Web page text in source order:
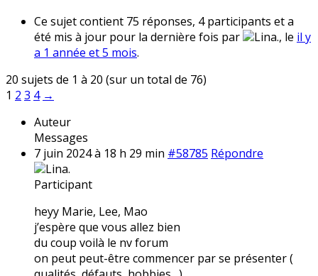
Ce sujet contient 75 réponses, 4 participants et a
été mis à jour pour la dernière fois par
Lina., le il y
a 1 année et 5 mois.
20 sujets de 1 à 20 (sur un total de 76)
1 2 3 4 →
Auteur
Messages
7 juin 2024 à 18 h 29 min #58785 Répondre
Lina.
Participant
heyy Marie, Lee, Mao
j’espère que vous allez bien
du coup voilà le nv forum
on peut peut-être commencer par se présenter (